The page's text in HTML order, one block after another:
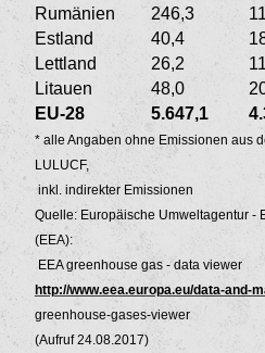
Rumänien
246,3
Estland
40,4
Lettland
26,2
Litauen
48,0
EU-28
5.647,1
* alle Angaben ohne Emissionen aus
LULUCF,
inkl. indirekter Emissionen
Quelle: Europäische Umweltagentur -
(EEA):
EEA greenhouse gas - data viewer
http://www.eea.europa.eu/data-and-
greenhouse-gases-viewer
(Aufruf 24.08.2017)